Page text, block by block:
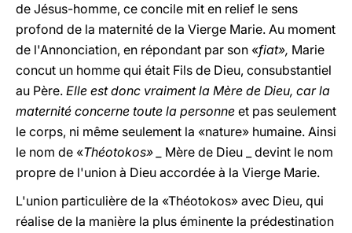
de Jésus-homme, ce concile mit en relief le sens
profond de la maternité de la Vierge Marie. Au moment
de l'Annonciation, en répondant par son «fiat», Marie
concut un homme qui était Fils de Dieu, consubstantiel
au Père. Elle est donc vraiment la Mère de Dieu, car la
maternité concerne toute la personne et pas seulement
le corps, ni même seulement la «nature» humaine. Ainsi
le nom de «Théotokos» _ Mère de Dieu _ devint le nom
propre de l'union à Dieu accordée à la Vierge Marie.
L'union particulière de la «Théotokos» avec Dieu, qui
réalise de la manière la plus éminente la prédestination